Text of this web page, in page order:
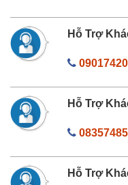
Hỗ Trợ
Hỗ Trợ
Hỗ Trợ